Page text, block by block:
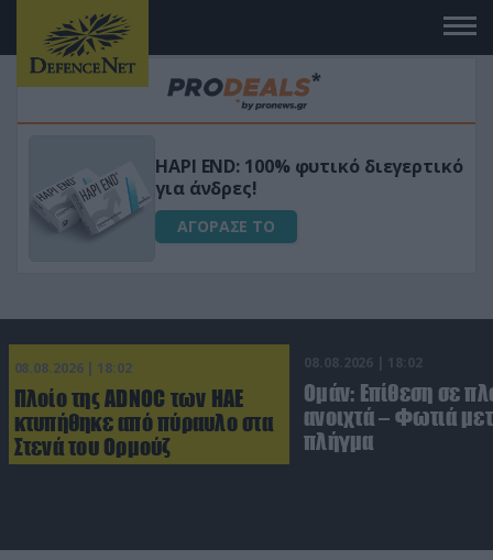
Μεταμόρφωσε τον κήπο σου με το
Ultra Box Μίνι Αλυσοπρίονο με
μπαταρία λιθίου
ΑΓΟΡΑΣΕ ΤΟ
08.08.2026 | 18:02
Πλοίο της ADNOC των ΗΑΕ
κτυπήθηκε από πύραυλο στα
Στενά του Ορμούζ
08.08.2026 | 18:02
Ομάν: Επίθεση σε
ανοιχτά – Φωτιά
πλήγμα